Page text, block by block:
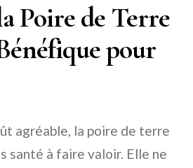
Poire de Terre
pour
agréable, la poire de terre
santé à faire valoir. Elle ne